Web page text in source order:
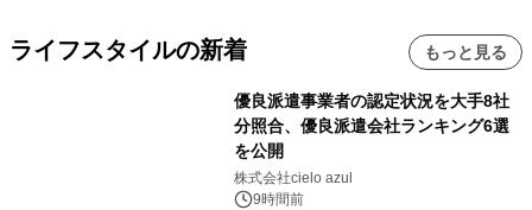
ライフスタイルの新着 もっと見る
優良派遣事業者の認定状況を大手8社
分照合、優良派遣会社ランキング6選
を公開
株式会社cielo azul
9時間前